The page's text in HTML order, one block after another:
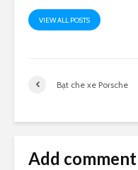
VIEW ALL POSTS
Bạt che xe Porsche
Add comment